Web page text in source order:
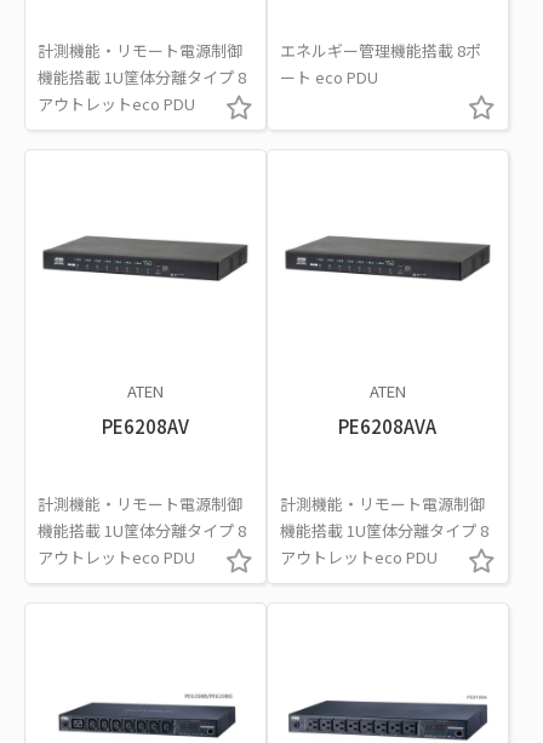
計測機能・リモート電源制御
機能搭載 1U筐体分離タイプ 8
アウトレットeco PDU
エネルギー管理機能搭載 8ポ
ート eco PDU
ATEN
PE6208AV
計測機能・リモート電源制御
機能搭載 1U筐体分離タイプ 8
アウトレットeco PDU
ATEN
PE6208AVA
計測機能・リモート電源制御
機能搭載 1U筐体分離タイプ 8
アウトレットeco PDU